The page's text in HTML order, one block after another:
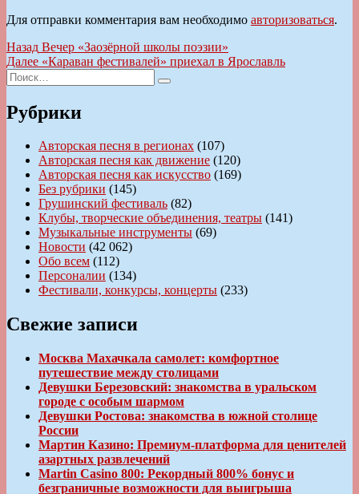
Для отправки комментария вам необходимо авторизоваться.
Навигация
по
записям
Назад Предыдущая
запись:
Вечер «Заозёрной школы поэзии»
Далее Следующая
«Караван фестивалей» приехал в Ярославль
Искать:
Поиск
Рубрики
Авторская песня в регионах (107)
Авторская песня как движение (120)
Авторская песня как искусство (169)
Без рубрики (145)
Грушинский фестиваль (82)
Клубы, творческие объединения, театры (141)
Музыкальные инструменты (69)
Новости (42 062)
Обо всем (112)
Персоналии (134)
Фестивали, конкурсы, концерты (233)
Свежие записи
Москва Махачкала самолет: комфортное
путешествие между столицами
Девушки Березовский: знакомства в уральском
городе с особым шармом
Девушки Ростова: знакомства в южной столице
России
Мартин Казино: Премиум-платформа для ценителей
азартных развлечений
Martin Casino 800: Рекордный 800% бонус и
безграничные возможности для выигрыша